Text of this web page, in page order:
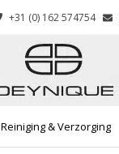
+31 (0) 162 574754
Reiniging & Verzorging